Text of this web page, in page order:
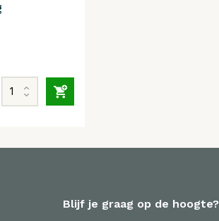
Blijf je graag op de hoogte?